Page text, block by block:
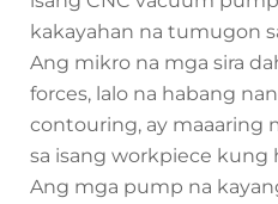
kakayahan na tumugon
Ang mikro na mga sira
forces, lalo na habang
contouring, ay maaaring
sa isang workpiece kung
Ang mga pump na